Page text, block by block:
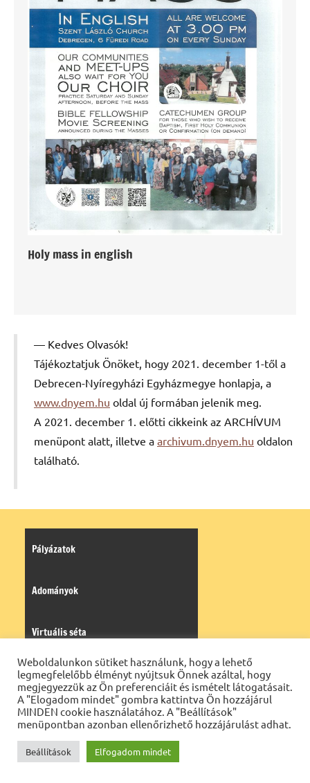
Holy mass in english
Kedves Olvasók!
Tájékoztatjuk Önöket, hogy 2021. december 1-től a
Debrecen-Nyíregyházi Egyházmegye honlapja, a
www.dnyem.hu oldal új formában jelenik meg.
A 2021. december 1. előtti cikkeink az ARCHÍVUM
menüpont alatt, illetve a archivum.dnyem.hu oldalon
található.
Pályázatok
Adományok
Virtuális séta
Adatkezelési tájékoztató
Kántorképzés adatkezelési tájékoztatója
Tájékoztató a belső visszaélés-
Weboldalunkon sütiket használunk, hogy a lehető
legmegfelelőbb élményt nyújtsuk Önnek azáltal, hogy
megjegyezzük az Ön preferenciáit és ismételt látogatásait.
A "Elogadom mindet" gombra kattintva Ön hozzájárul
MINDEN cookie használatához. A "Beállítások"
menüpontban azonban ellenőrizhető hozzájárulást adhat.
Beállítások Elfogadom mindet